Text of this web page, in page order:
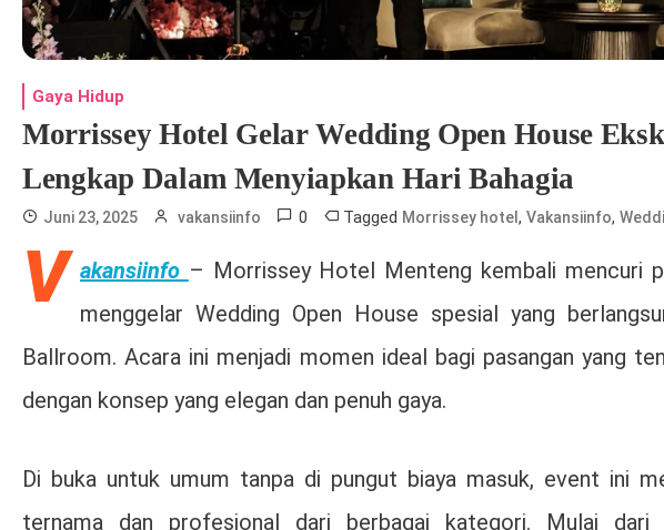
Gaya Hidup
Morrissey Hotel Gelar Wedding Open House
Lengkap Dalam Menyiapkan Hari Bahagia
Juni 23, 2025 vakansiinfo 0 Tagged Morrissey hotel , Vakansiinfo,
V akansiinfo – Morrissey Hotel Menteng kembali mencuri
menggelar Wedding Open House spesial yang
Ballroom. Acara ini menjadi momen ideal bagi pasangan yang
dengan konsep yang elegan dan penuh gaya.
Di buka untuk umum tanpa di pungut biaya masuk, event ini
ternama dan profesional dari berbagai kategori. Mulai dari